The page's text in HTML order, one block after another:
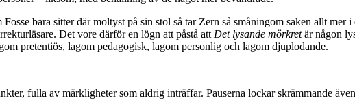
bara sitter där moltyst på sin stol så tar Zern så småningom saken allt mer
Det vore därför en lögn att påstå att Det lysande mörkretär någon
pretentiös, lagom pedagogisk, lagom personlig och lagom djuplodande.
fulla av märkligheter som aldrig inträffar. Pauserna lockar skrämmande